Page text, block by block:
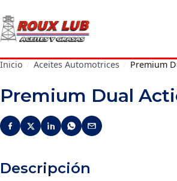
Inicio Aceites Automotrices Premium
Premium Dual
Descripción